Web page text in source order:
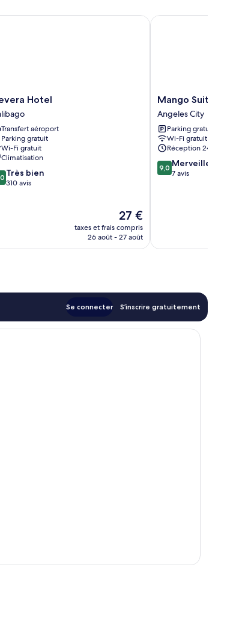
Hotel
Transfert aéroport
Parking gratuit
Wi-Fi gratuit
Climatisation
Très bien
310 avis
Le
nouveau
prix
27 €
taxes et frais compris
26 août - 27 août
Hotel
Mango
Suites
Angeles
Angeles
City
Mango Suites
Angeles City
Parking gratuit
Wi-Fi gratuit
Réception 24 h/24
9.0
sur
9,0 Merveilleux
7 avis
Mango Suites Angeles
Se connecter S’inscrire gratuitement